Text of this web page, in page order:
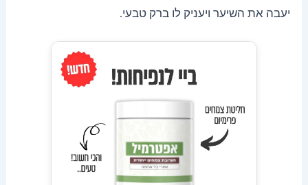
יעבה את השיער ויעניק לו ברק טבעי.